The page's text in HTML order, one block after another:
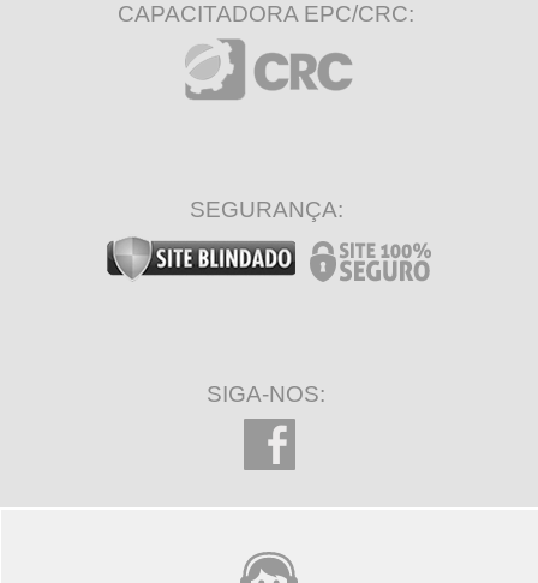
CAPACITADORA EPC/CRC:
SEGURANÇA:
SIGA-NOS: